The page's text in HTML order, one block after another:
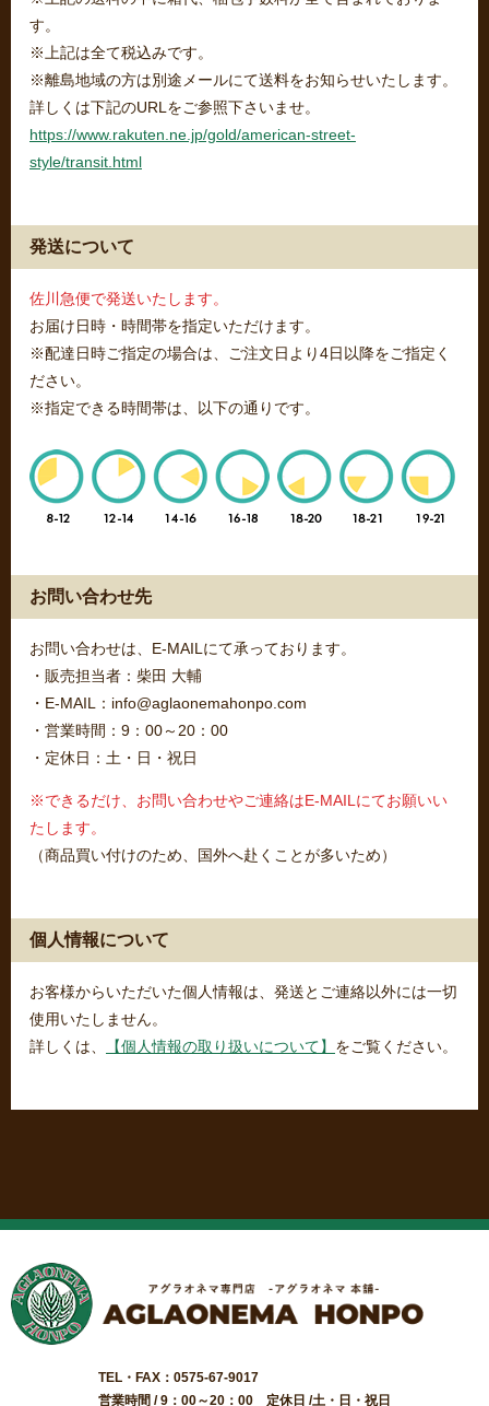
す。
※上記は全て税込みです。
※離島地域の方は別途メールにて送料をお知らせいたします。
詳しくは下記のURLをご参照下さいませ。
https://www.rakuten.ne.jp/gold/american-street-
style/transit.html
発送について
佐川急便で発送いたします。
お届け日時・時間帯を指定いただけます。
※配達日時ご指定の場合は、ご注文日より4日以降をご指定く
ださい。
※指定できる時間帯は、以下の通りです。
お問い合わせ先
お問い合わせは、E-MAILにて承っております。
・販売担当者：柴田 大輔
・E-MAIL：info@aglaonemahonpo.com
・営業時間：9：00～20：00
・定休日：土・日・祝日
※できるだけ、お問い合わせやご連絡はE-MAILにてお願いい
たします。
（商品買い付けのため、国外へ赴くことが多いため）
個人情報について
お客様からいただいた個人情報は、発送とご連絡以外には一切
使用いたしません。
詳しくは、
【個人情報の取り扱いについて】 をご覧ください。
TEL・FAX：0575-67-9017
営業時間 / 9：00～20：00 定休日 /土・日・祝日